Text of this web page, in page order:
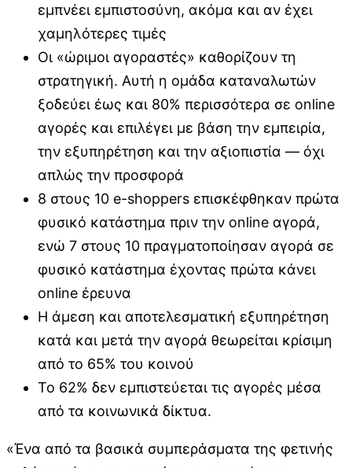
εμπνέει εμπιστοσύνη, ακόμα και αν έχει
χαμηλότερες τιμές
Οι «ώριμοι αγοραστές» καθορίζουν τη
στρατηγική. Αυτή η ομάδα καταναλωτών
ξοδεύει έως και 80% περισσότερα σε online
αγορές και επιλέγει με βάση την εμπειρία,
την εξυπηρέτηση και την αξιοπιστία — όχι
απλώς την προσφορά
8 στους 10 e-shoppers επισκέφθηκαν πρώτα
φυσικό κατάστημα πριν την online αγορά,
ενώ 7 στους 10 πραγματοποίησαν αγορά σε
φυσικό κατάστημα έχοντας πρώτα κάνει
online έρευνα
Η άμεση και αποτελεσματική εξυπηρέτηση
κατά και μετά την αγορά θεωρείται κρίσιμη
από το 65% του κοινού
Το 62% δεν εμπιστεύεται τις αγορές μέσα
από τα κοινωνικά δίκτυα.
«Ένα από τα βασικά συμπεράσματα της φετινής